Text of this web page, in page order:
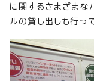
に関するさまざまな
ルの貸し出しも行っ